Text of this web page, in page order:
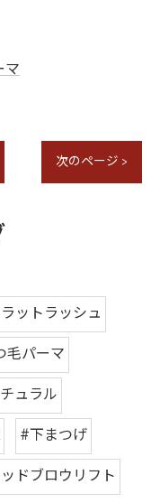
マ
次のページ >
ットラッシュ
毛パーマ
ュラル
#下まつげ
ドブロウリフト